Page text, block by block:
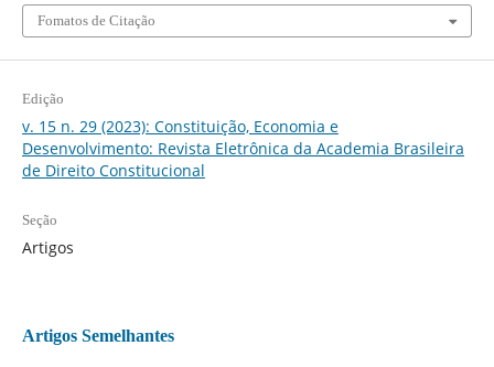
Fomatos de Citação
Edição
v. 15 n. 29 (2023): Constituição, Economia e
Desenvolvimento: Revista Eletrônica da Academia Brasileira
de Direito Constitucional
Seção
Artigos
Artigos Semelhantes